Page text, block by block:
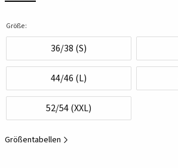
Größe:
36/38 (S)
44/46 (L)
52/54 (XXL)
Größentabellen